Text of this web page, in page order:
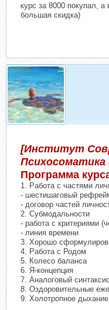
курс за 8000 покупал,
большая скидка)
[Институт
Программа
1. Работа с частями
- шестишаговый
- договор частей
2. Субмодальности
- работа с критериями
- линия времени
3. Хорошо
4. Работа с Родом
5. Колесо баланса
6. Я-концепция
7. Аналоговый синтаксис
8. Оздоровительные
9. Холотропное дыхание